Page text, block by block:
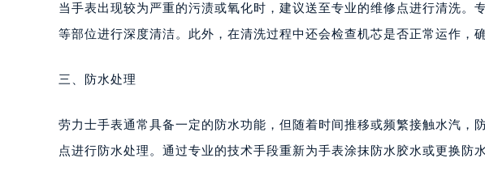
当手表出现较为严重的污渍或氧化时，建议送至专业的维修点进行清洗。
等部位进行深度清洁。此外，在清洗过程中还会检查机芯是否正常运作，
三、防水处理
劳力士手表通常具备一定的防水功能，但随着时间推移或频繁接触水汽，
点进行防水处理。通过专业的技术手段重新为手表涂抹防水胶水或更换防